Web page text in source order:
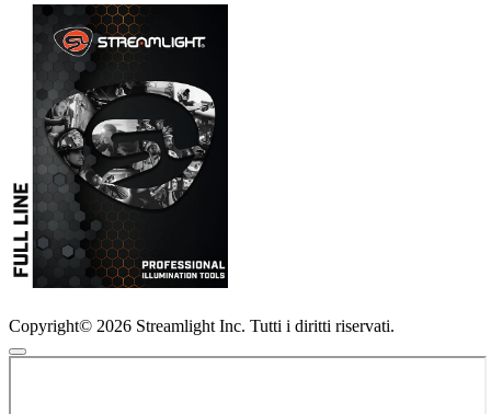
Copyright© 2026 Streamlight Inc. Tutti i diritti riservati.